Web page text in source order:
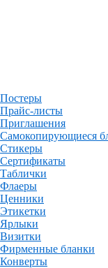
Постеры
Прайс-листы
Приглашения
Самокопирующиеся
Стикеры
Сертификаты
Таблички
Флаеры
Ценники
Этикетки
Ярлыки
Визитки
Фирменные бланки
Конверты